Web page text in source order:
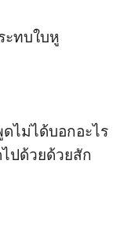
ะทบใบหู
ไม่ได้บอกอะไร
ปด้วยด้วยสัก